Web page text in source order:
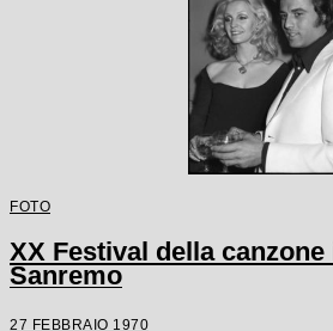
FOTO
XX Festival della
Sanremo
27 FEBBRAIO 1970